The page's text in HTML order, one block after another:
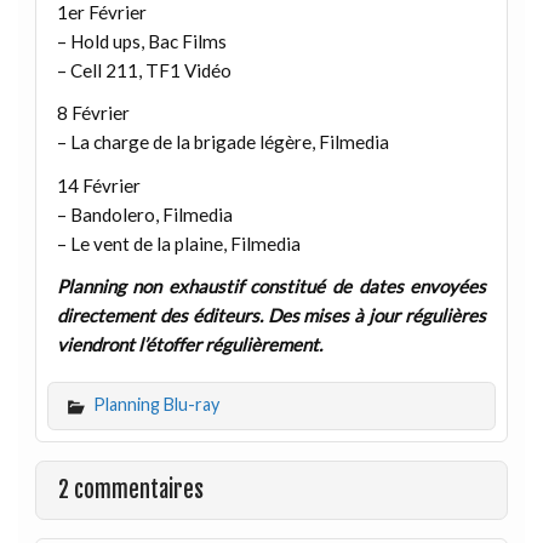
1er Février
– Hold ups, Bac Films
– Cell 211, TF1 Vidéo
8 Février
– La charge de la brigade légère, Filmedia
14 Février
– Bandolero, Filmedia
– Le vent de la plaine, Filmedia
Planning non exhaustif constitué de dates envoyées
directement des éditeurs. Des mises à jour régulières
viendront l’étoffer régulièrement.
Planning Blu-ray
2 commentaires